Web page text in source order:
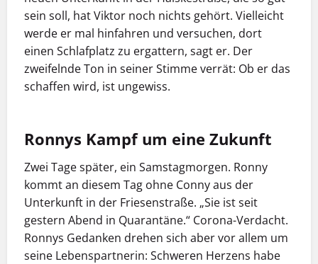
sein soll, hat Viktor noch nichts gehört. Vielleicht
werde er mal hinfahren und versuchen, dort
einen Schlafplatz zu ergattern, sagt er. Der
zweifelnde Ton in seiner Stimme verrät: Ob er das
schaffen wird, ist ungewiss.
Ronnys Kampf um eine Zukunft
Zwei Tage später, ein Samstagmorgen. Ronny
kommt an diesem Tag ohne Conny aus der
Unterkunft in der Friesenstraße. „Sie ist seit
gestern Abend in Quarantäne.“ Corona-Verdacht.
Ronnys Gedanken drehen sich aber vor allem um
seine Lebenspartnerin: Schweren Herzens habe